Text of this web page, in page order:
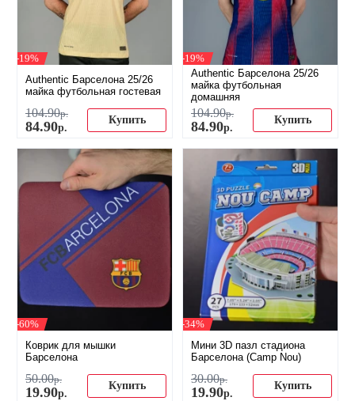
-19%
Authentic Барселона 25/26
майка футбольная гостевая
104.90р.
84.90р.
Купить
-19%
Authentic Барселона 25/26
майка футбольная
домашняя
104.90р.
84.90р.
Купить
-60%
Коврик для мышки
Барселона
50.00р.
19.90р.
Купить
-34%
Мини 3D пазл стадиона
Барселона (Camp Nou)
30.00р.
19.90р.
Купить